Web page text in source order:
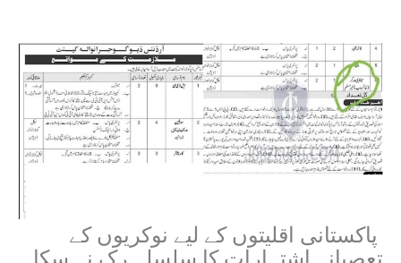
پاکستانی اقلیتوں کے لیے نوکریوں کے
تعصبانہ اشتہارات کا سلسلہ رک نہ سکا